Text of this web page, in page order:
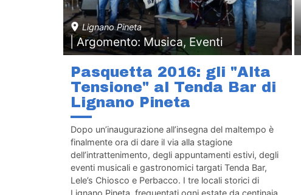
Lignano Pineta
| Argomento: Musica, Eventi
Pasquetta 2016: gli "Alta
Tensione" al Tenda Bar di
Lignano Pineta
Dopo un’inaugurazione all’insegna del maltempo è
finalmente ora di dare il via alla stagione
dell’intrattenimento, degli appuntamenti estivi, degli
eventi musicali e gastronomici targati Tenda Bar,
Lele’s Chiosco e Perbacco. I tre locali storici di